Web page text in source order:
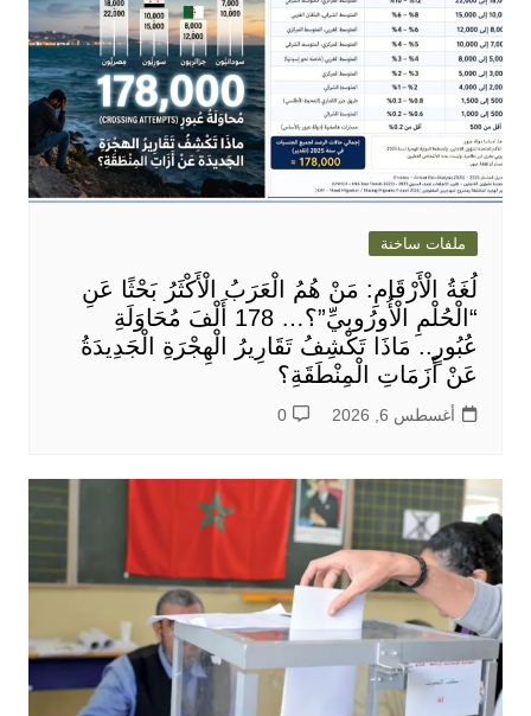
ملفات ساخنة
لُغَةُ الْأَرْقَامِ: مَنْ هُمُ الْعَرَبُ الْأَكْثَرُ بَحْثًا عَنِ
“الْحُلْمِ الْأُورُوبِيِّ”؟… 178 أَلْفَ مُحَاوَلَةِ
عُبُورٍ.. مَاذَا تَكْشِفُ تَقَارِيرُ الْهِجْرَةِ الْجَدِيدَةُ
عَنْ أَزَمَاتِ الْمِنْطَقَةِ؟
أغسطس 6, 2026 0